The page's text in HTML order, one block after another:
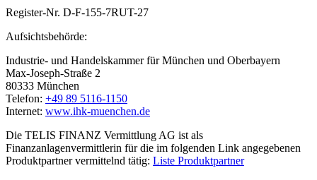
Register-Nr. D-F-155-7RUT-27
Aufsichtsbehörde:
Industrie- und Handelskammer für München und Oberbayern
Max-Joseph-Straße 2
80333 München
Telefon: +49 89 5116-1150
Internet: www.ihk-muenchen.de
Die TELIS FINANZ Vermittlung AG ist als
Finanzanlagenvermittlerin für die im folgenden Link angegebenen
Produktpartner vermittelnd tätig: Liste Produktpartner